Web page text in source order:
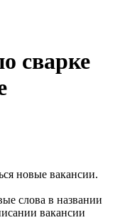
сварке
новые вакансии.
слова в названии
вакансии